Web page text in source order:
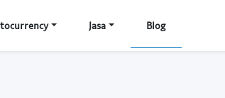
Jasa Blog